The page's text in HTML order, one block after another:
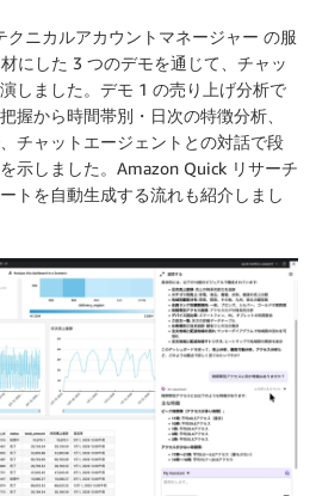
クニカルアカウントマネージャー の服
にした 3 つのデモを通じて、チャッ
しました。デモ 1 の売り上げ分析で
握から時間帯別・日次の特徴分析、
チャットエージェントとの対話で段
示しました。Amazon Quick リサーチ
トを自動生成する流れも紹介しまし